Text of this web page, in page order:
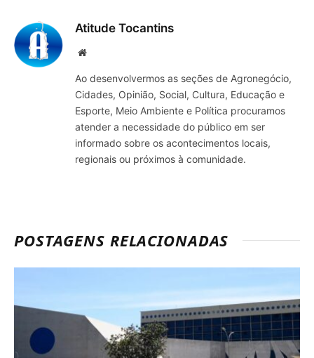
Atitude Tocantins
Site
Ao desenvolvermos as seções de Agronegócio,
Cidades, Opinião, Social, Cultura, Educação e
Esporte, Meio Ambiente e Política procuramos
atender a necessidade do público em ser
informado sobre os acontecimentos locais,
regionais ou próximos à comunidade.
POSTAGENS RELACIONADAS